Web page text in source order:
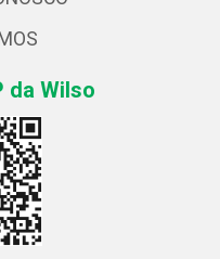
da Wilso